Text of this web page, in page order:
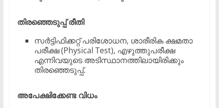
​തിരഞ്ഞെടുപ്പ് രീതി
​സർട്ടിഫിക്കറ്റ് പരിശോധന, ശാരീരിക ക്ഷമതാ
പരീക്ഷ (Physical Test), എഴുത്തുപരീക്ഷ
എന്നിവയുടെ അടിസ്ഥാനത്തിലായിരിക്കും
തിരഞ്ഞെടുപ്പ്.
അപേക്ഷിക്കേണ്ട വിധം